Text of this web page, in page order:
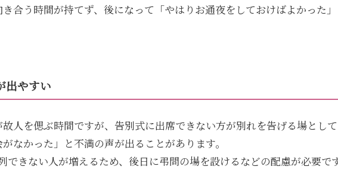
合う時間が持てず、後になって「やはりお通夜をしておけばよかった
出やすい
人を偲ぶ時間ですが、告別式に出席できない方が別れを告げる場として
なかった」と不満の声が出ることがあります。
できない人が増えるため、後日に弔問の場を設けるなどの配慮が必要です